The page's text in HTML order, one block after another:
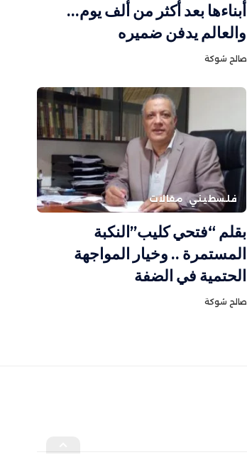
أبناءها بعد أكثر من ألف يوم…
والعالم يدفن ضميره
صالح شوكة
فلسطيني مقالات
بقلم “فتحي كليب”النكبة
المستمرة .. وخيار المواجهة
الحتمية في الضفة
صالح شوكة